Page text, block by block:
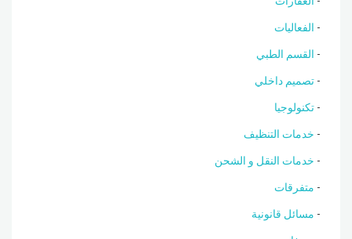
الفعاليات
القسم الطبي
تصميم داخلي
تكنولوجيا
خدمات التنظيف
خدمات النقل و الشحن
متفرقات
مسائل قانونية